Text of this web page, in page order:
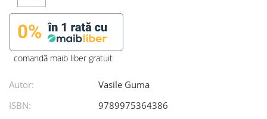
comandã maib liber gratuit
Autor:
Vasile Guma
ISBN:
9789975364386